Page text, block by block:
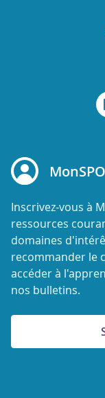
MonSPO
Inscrivez-vous à
ressources
domaines
recommander le
accéder à
nos bulletins.